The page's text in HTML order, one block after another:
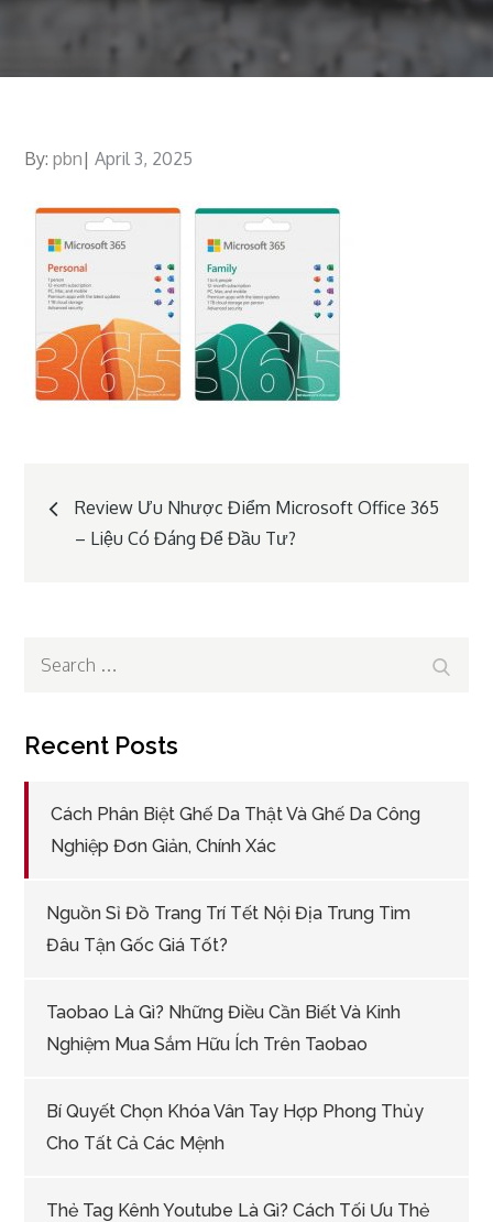
By:pbn Posted
April 3, 2025
Post
navigation
Review Ưu Nhược Điểm Microsoft Office 365
– Liệu Có Đáng Để Đầu Tư?
Search
Recent Posts
Cách Phân Biệt Ghế Da Thật Và Ghế Da Công
Nghiệp Đơn Giản, Chính Xác
Nguồn Sỉ Đồ Trang Trí Tết Nội Địa Trung Tìm
Đâu Tận Gốc Giá Tốt?
Taobao Là Gì? Những Điều Cần Biết Và Kinh
Nghiệm Mua Sắm Hữu Ích Trên Taobao
Bí Quyết Chọn Khóa Vân Tay Hợp Phong Thủy
Cho Tất Cả Các Mệnh
Thẻ Tag Kênh Youtube Là Gì? Cách Tối Ưu Thẻ